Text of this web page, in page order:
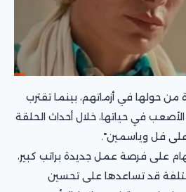
حولها في أزماتهم، بينما تقترب
في حياتها، خلال أحداث الحلقة
فل وياسمين".
على فرصة عمل جديدة براتب كبير،
قد تساعدها على تحسين